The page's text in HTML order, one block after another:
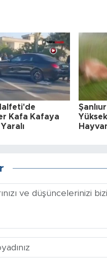
Kafa Kafaya